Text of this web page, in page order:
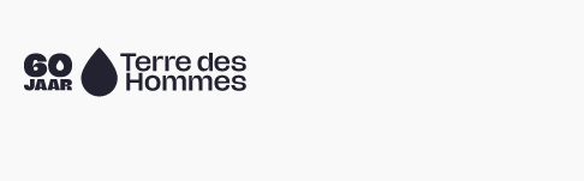
Sla navigatie over
Naar